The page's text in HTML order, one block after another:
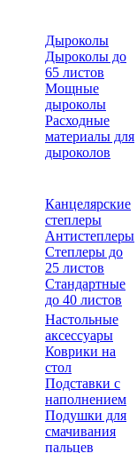
Дыроколы
Дыроколы до
65 листов
Мощные
дыроколы
Расходные
материалы для
дыроколов
Канцелярские
степлеры
Антистеплеры
Степлеры до
25 листов
Стандартные
до 40 листов
Настольные
аксессуары
Коврики на
стол
Подставки с
наполнением
Подушки для
смачивания
пальцев